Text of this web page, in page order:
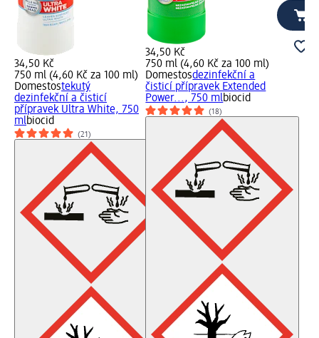
34,50 Kč
750 ml (4,60 Kč za 100 ml)
Domestostekutý
dezinfekční a čisticí
přípravek Ultra White, 750
mlbiocid
(21)
34,50 Kč
750 ml (4,60 Kč za 100 ml)
Domestosdezinfekční a
čisticí přípravek Extended
Power..., 750 mlbiocid
(18)